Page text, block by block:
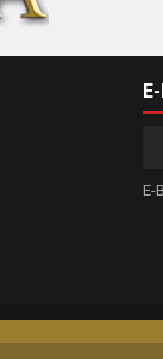
E-